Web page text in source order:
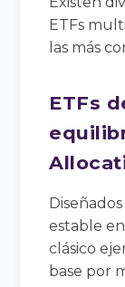
ETFs
las más
ETFs
estable
clásico
base por